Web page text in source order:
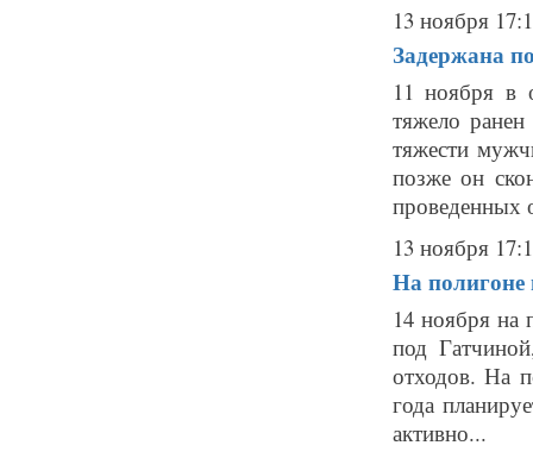
13 ноября
Задержана
11 ноября в
тяжело
тяжести
позже он
проведенных
13 ноября
На
14 ноября
под
отходов. На
года
активно...